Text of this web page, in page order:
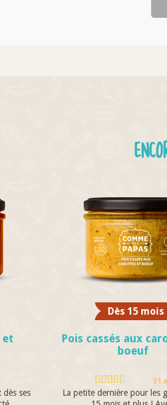
et
ses
Dès 15 mois
Pois cassés aux
boeuf
31
La petite dernière pour les